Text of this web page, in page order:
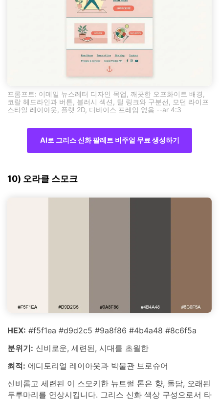
프롬프트: 이메일 뉴스레터 디자인 목업, 깨끗한 오프화이트 배경,
코랄 헤드라인과 버튼, 블러시 섹션, 틸 링크와 구분선, 모던 라이프
스타일 레이아웃, 플랫 2D, 디바이스 프레임 없음 --ar 4:3
AI로 그리스 신화 팔레트 비주얼 무료 생성하기
10) 오라클 스모크
HEX: #f5f1ea #d9d2c5 #9a8f86 #4b4a48 #8c6f5a
분위기: 신비로운, 세련된, 시대를 초월한
최적: 에디토리얼 레이아웃과 박물관 브로슈어
신비롭고 세련된 이 스모키한 뉴트럴 톤은 향, 돌담, 오래된
두루마리를 연상시킵니다. 그리스 신화 색상 구성으로서 타